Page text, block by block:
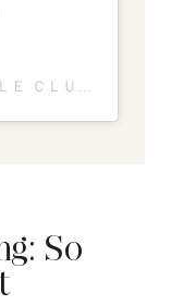
So